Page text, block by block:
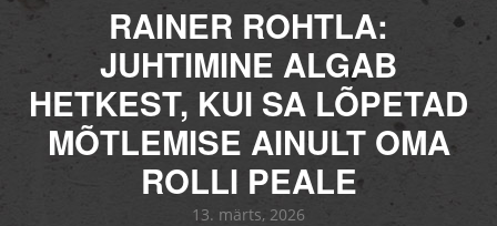
RAINER ROHTLA:
JUHTIMINE ALGAB
HETKEST, KUI SA LÕPETAD
MÕTLEMISE AINULT OMA
ROLLI PEALE
13. märts, 2026